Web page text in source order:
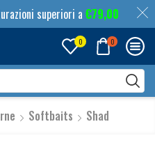
superiori a €79,00
0 0
input
Softbaits Shad